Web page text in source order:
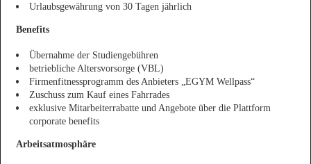
Urlaubsgewährung von 30 Tagen jährlich
Benefits
Übernahme der Studiengebühren
betriebliche Altersvorsorge (VBL)
Firmenfitnessprogramm des Anbieters „EGYM Wellpass“
Zuschuss zum Kauf eines Fahrrades
exklusive Mitarbeiterrabatte und Angebote über die Plattform
corporate benefits
Arbeitsatmosphäre